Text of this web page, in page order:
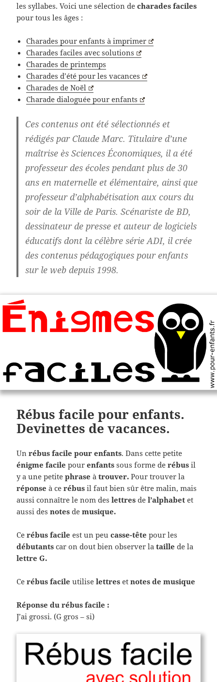
les syllabes. Voici une sélection decharades faciles
pour tous les âges :
Charades pour enfants à imprimer
Charades faciles avec solutions
Charades de printemps
Charades d’été pour les vacances
Charades de Noël
Charade dialoguée pour enfants
Ces contenus ont été sélectionnés et
rédigés par Claude Marc. Titulaire d’une
maîtrise ès Sciences Économiques, il a été
professeur des écoles pendant plus de 30
ans en maternelle et élémentaire, ainsi que
professeur d’alphabétisation aux cours du
soir de la Ville de Paris. Scénariste de BD,
dessinateur de presse et auteur de logiciels
éducatifs dont la célèbre série ADI, il crée
des contenus pédagogiques pour enfants
sur le web depuis 1998.
Rébus facile pour enfants.
Devinettes de vacances.
Unrébus facile pour enfants. Dans cette petite
énigme facile pourenfants sous forme de rébus il
y a une petitephrase àtrouver. Pour trouver la
réponse à cerébus il faut bien sûr être malin, mais
aussi connaître le nom deslettres del’alphabet et
aussi desnotes demusique.
Cerébus facile est un peucasse-tête pour les
débutants car on dout bien observer lataille de la
lettre G.
Cerébus facile utiliselettres etnotes de musique
Réponse du rébus facile :
J’ai grossi. (G gros – si)